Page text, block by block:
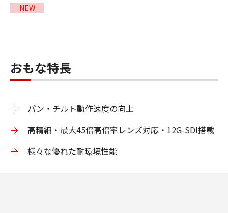
NEW
おもな特長
パン・チルト動作速度の向上
高精細・最大45倍高倍率レンズ対応・12G-SDI搭載
様々な優れた耐環境性能